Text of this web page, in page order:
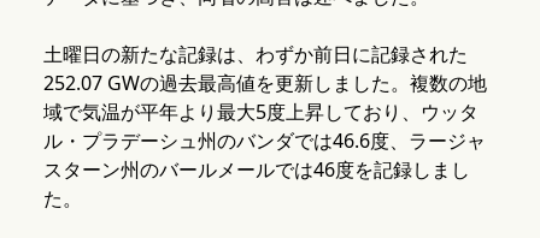
土曜日の新たな記録は、わずか前日に記録された
252.07 GWの過去最高値を更新しました。複数の地
域で気温が平年より最大5度上昇しており、ウッタ
ル・プラデーシュ州のバンダでは46.6度、ラージャ
スターン州のバールメールでは46度を記録しまし
た。